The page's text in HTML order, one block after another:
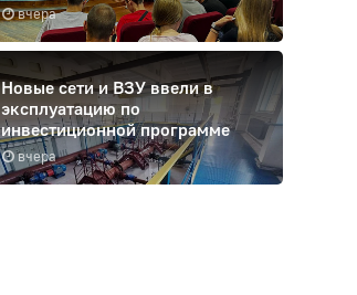
вчера
вчера
Новые сети и ВЗУ ввели в
эксплуатацию по
инвестиционной программе